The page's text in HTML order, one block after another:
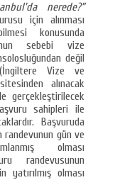
nerede?”
için alınması
konusunda
sebebi vize
değil
Vize ve
alınacak
gerçekleştirilecek
sahipleri ile
Başvuruda
randevunun gün ve
olması
randevusunun
olması